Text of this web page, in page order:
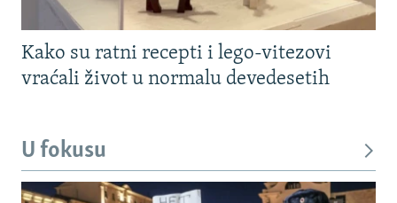
Kako su ratni recepti i lego-vitezovi
vraćali život u normalu devedesetih
U fokusu